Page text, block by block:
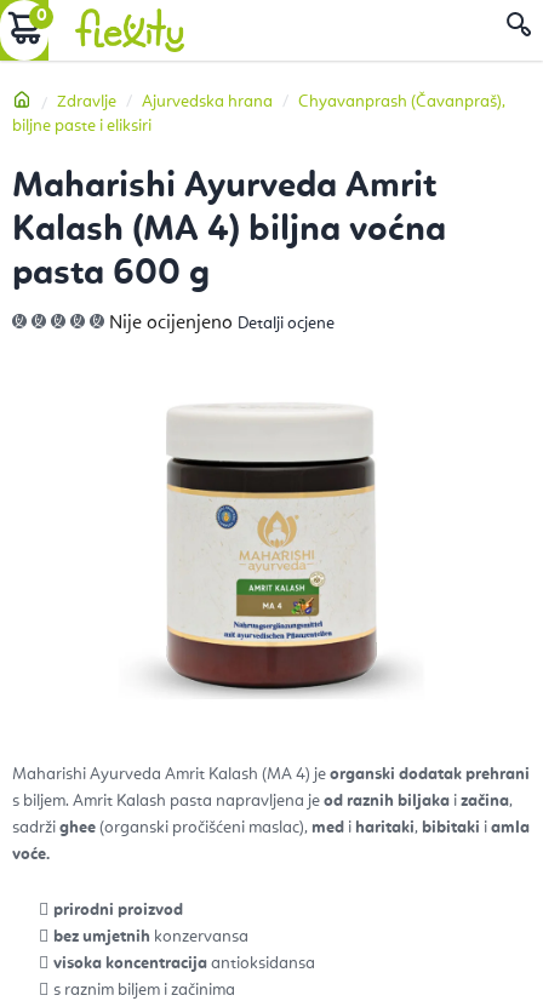
Preskoči
na
KOŠARICA
Početna
Zdravlje Ajurvedska hrana
Chyavanprash (Čavanpraš),
biljne paste i eliksiri
Maharishi Ayurveda Amrit Kalash (MA 4) je organski dodatak prehrani
s biljem. Amrit Kalash pasta napravljena je od raznih biljaka i začina,
sadrži ghee (organski pročišćeni maslac), med i haritaki, bibitaki i amla
voće.
prirodni proizvod
bez umjetnih konzervansa
visoka koncentracija antioksidansa
s raznim biljem i začinima
Maharishi Ayurveda Amrit
Kalash (MA 4) biljna voćna
pasta 600 g
Prosječna
ocjena
zvjezdica.
Nije ocijenjeno Detalji ocjene